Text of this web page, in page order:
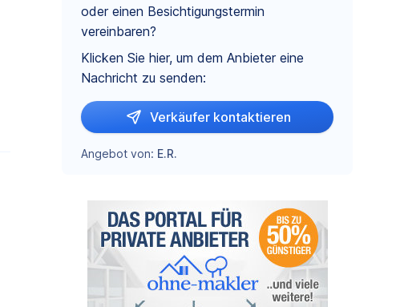
oder einen Besichtigungstermin
vereinbaren?
Klicken Sie hier, um dem Anbieter eine
Nachricht zu senden:
Verkäufer kontaktieren
Angebot von: E.R.